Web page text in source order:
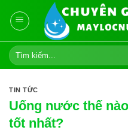
Tìm
kiếm:
TIN TỨC
Uống nước thế
tốt nhất?